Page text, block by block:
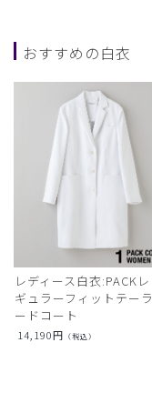
おすすめの白衣
レディース白衣:PACKレ
ギュラーフィットテーラ
ードコート
14,190円 （税込）